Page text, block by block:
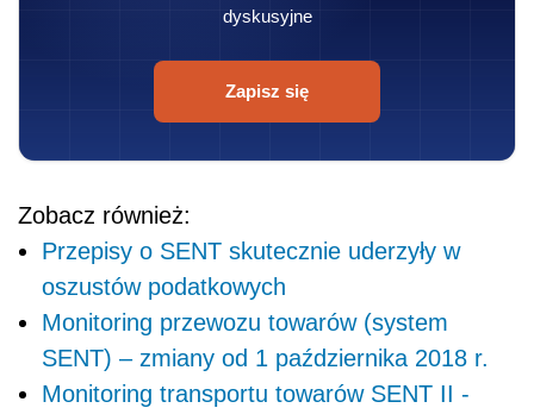
dyskusyjne
Zapisz się
Zobacz również:
Przepisy o SENT skutecznie uderzyły w
oszustów podatkowych
Monitoring przewozu towarów (system
SENT) – zmiany od 1 października 2018 r.
Monitoring transportu towarów SENT II -